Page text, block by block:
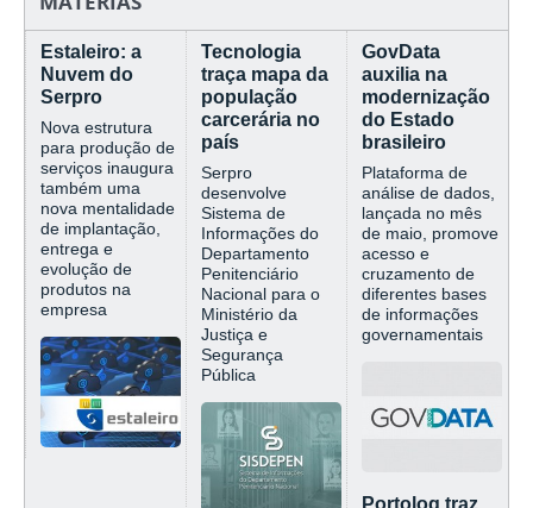
Estaleiro: a
Nuvem do
Serpro
Nova estrutura
para produção de
serviços inaugura
também uma
nova mentalidade
de implantação,
entrega e
evolução de
produtos na
empresa
Tecnologia
traça mapa da
população
carcerária no
país
Serpro
desenvolve
Sistema de
Informações do
Departamento
Penitenciário
Nacional para o
Ministério da
Justiça e
Segurança
Pública
GovData
auxilia na
modernização
do Estado
brasileiro
Plataforma de
análise de dados,
lançada no mês
de maio, promove
acesso e
cruzamento de
diferentes bases
de informações
governamentais